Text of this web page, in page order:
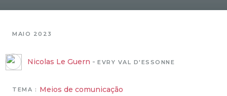
MAIO 2023
Nicolas Le Guern - EVRY VAL D'ESSONNE
TEMA : Meios de comunicação